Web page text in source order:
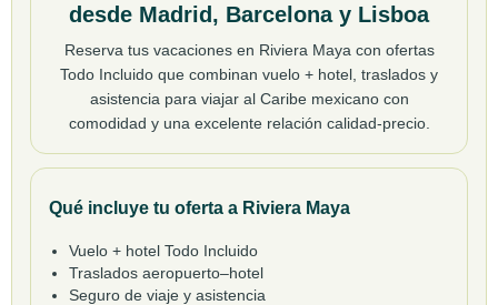
desde Madrid, Barcelona y Lisboa
Reserva tus vacaciones en Riviera Maya con ofertas
Todo Incluido que combinan vuelo + hotel, traslados y
asistencia para viajar al Caribe mexicano con
comodidad y una excelente relación calidad-precio.
Qué incluye tu oferta a Riviera Maya
Vuelo + hotel Todo Incluido
Traslados aeropuerto–hotel
Seguro de viaje y asistencia